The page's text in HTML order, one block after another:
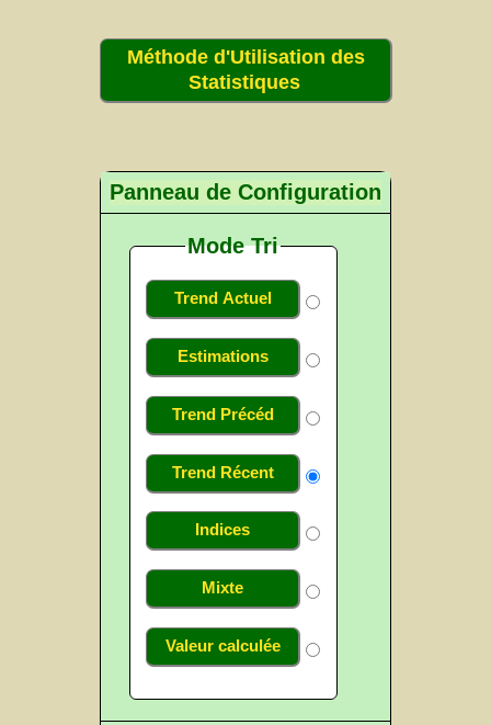
Méthode d'Utilisation des
Statistiques
Panneau de Configuration
Mode Tri
Trend Actuel
Estimations
Trend Précéd
Trend Récent
Indices
Mixte
Valeur calculée